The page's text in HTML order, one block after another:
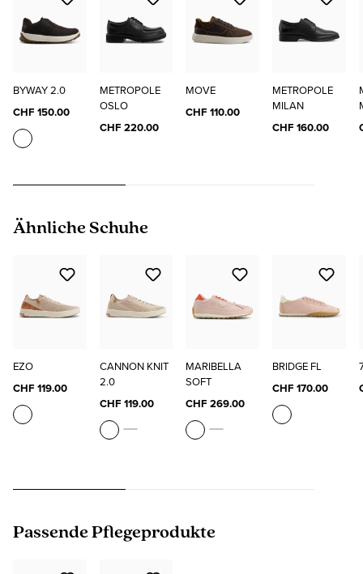
BYWAY 2.0
CHF 150.00
METROPOLE
OSLO
CHF 220.00
MOVE
CHF 110.00
METROPOLE
MILAN
CHF 160.00
Produktgalerie überspringen
Ähnliche Schuhe
EZO
CHF 119.00
CANNON KNIT
2.0
CHF 119.00
MARIBELLA
SOFT
CHF 269.00
BRIDGE FL
CHF 170.00
Produktgalerie überspringen
Passende Pflegeprodukte